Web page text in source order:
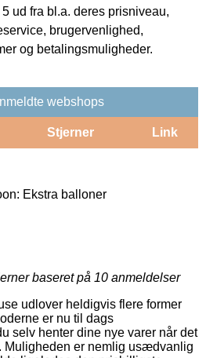
ud fra bl.a. deres prisniveau,
brugervenlighed,
og betalingsmuligheder.
webshops
Stjerner Link
Ekstra balloner
baseret på 10 anmeldelser
udlover heldigvis flere former
er nu til dags
selv henter dine nye varer når det
Muligheden er nemlig usædvanlig